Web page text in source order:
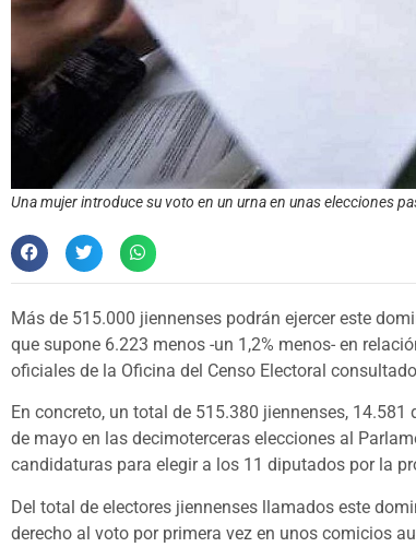
Una mujer introduce su voto en un urna en unas elecciones
Más de 515.000 jiennenses podrán ejercer este
que supone 6.223 menos -un 1,2% menos- en
oficiales de la Oficina del Censo Electoral
En concreto, un total de 515.380 jiennenses,
de mayo en las decimoterceras elecciones al
candidaturas para elegir a los 11 diputados por la
Del total de electores jiennenses llamados este
derecho al voto por primera vez en unos comicios